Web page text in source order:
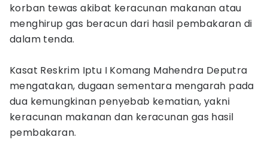
korban tewas akibat keracunan makanan atau
menghirup gas beracun dari hasil pembakaran di
dalam tenda.
Kasat Reskrim Iptu I Komang Mahendra Deputra
mengatakan, dugaan sementara mengarah pada
dua kemungkinan penyebab kematian, yakni
keracunan makanan dan keracunan gas hasil
pembakaran.